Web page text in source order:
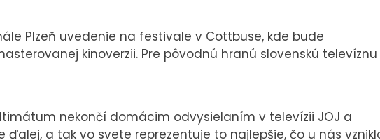
Plzeň uvedenie na festivale v Cottbuse, kde bude
kinoverzii. Pre pôvodnú hranú slovenskú televíznu
nekončí domácim odvysielaním v televízii JOJ a
ďalej, a tak vo svete reprezentuje to najlepšie, čo u nás